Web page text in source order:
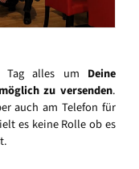
Tag alles um Deine
zu versenden.
auch am Telefon für
es keine Rolle ob es